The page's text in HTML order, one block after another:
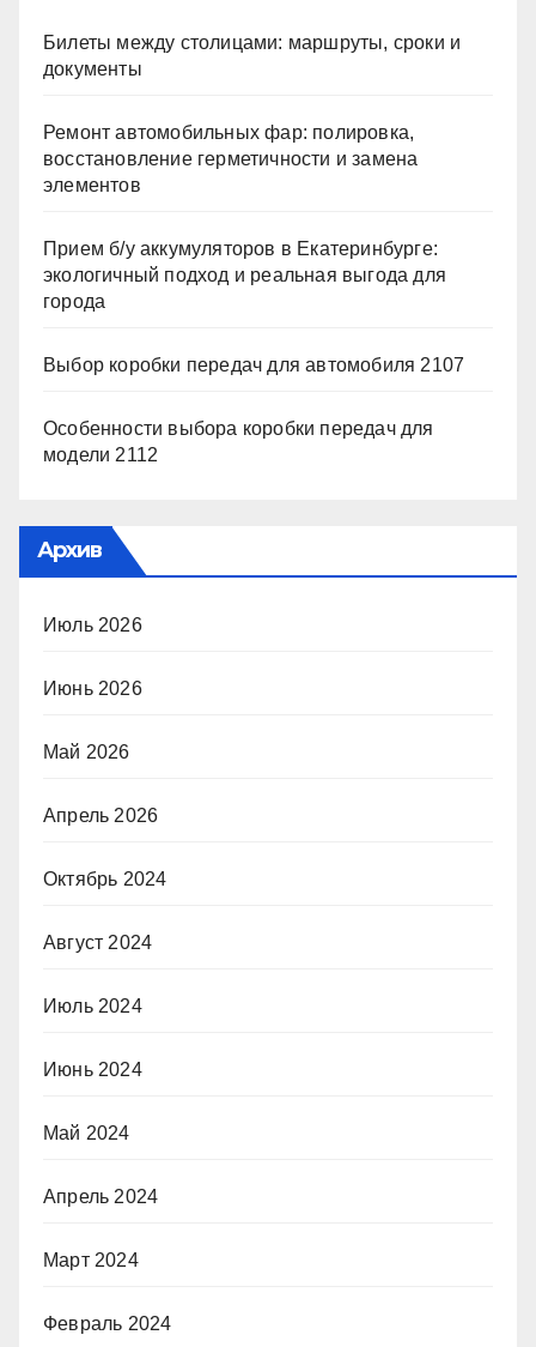
Билеты между столицами: маршруты, сроки и
документы
Ремонт автомобильных фар: полировка,
восстановление герметичности и замена
элементов
Прием б/у аккумуляторов в Екатеринбурге:
экологичный подход и реальная выгода для
города
Выбор коробки передач для автомобиля 2107
Особенности выбора коробки передач для
модели 2112
Архив
Июль 2026
Июнь 2026
Май 2026
Апрель 2026
Октябрь 2024
Август 2024
Июль 2024
Июнь 2024
Май 2024
Апрель 2024
Март 2024
Февраль 2024